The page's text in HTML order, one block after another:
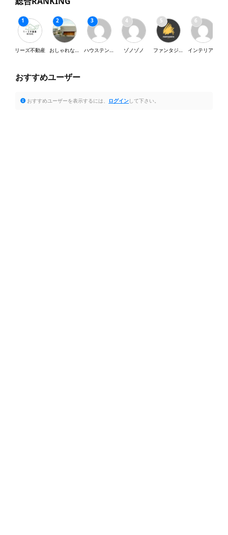
リーズ不動産 おしゃれな家が好き ハウステンボス ゾノゾノ ファンタジスタ
おすすめユーザー
おすすめユーザーを表示するには、 ログインして下さい。